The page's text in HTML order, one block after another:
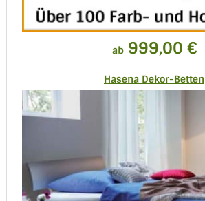
ab999,00 €
Hasena Dekor-Betten